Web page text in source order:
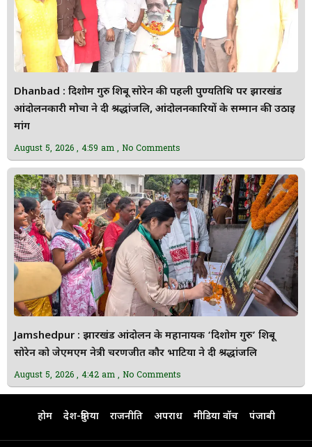
Dhanbad : दिशोम गुरु शिबू सोरेन की पहली पुण्यतिथि पर झारखंड
आंदोलनकारी मोर्चा ने दी श्रद्धांजलि, आंदोलनकारियों के सम्मान की उठाई
मांग
August 5, 2026 4:59 am No Comments
Jamshedpur : झारखंड आंदोलन के महानायक ‘दिशोम गुरु’ शिबू
सोरेन को जेएमएम नेत्री चरणजीत कौर भाटिया ने दी श्रद्धांजलि
August 5, 2026 4:42 am No Comments
होम देश-दुनिया राजनीति अपराध मीडिया वॉच पंजाबी